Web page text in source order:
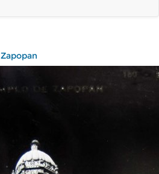
Zapopan